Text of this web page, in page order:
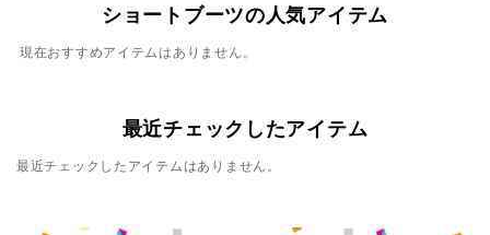
ショートブーツの人気アイテム
現在おすすめアイテムはありません。
最近チェックしたアイテム
最近チェックしたアイテムはありません。